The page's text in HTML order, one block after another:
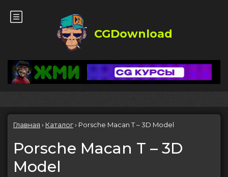
CGDownload
Главная › Каталог› Porsche Macan T – 3D Model
Porsche Macan T – 3D
Model